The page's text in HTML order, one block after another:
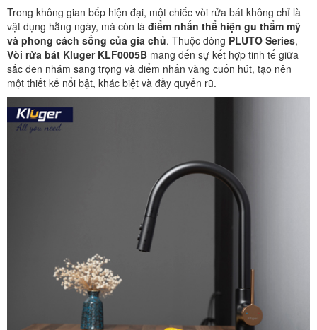
Trong không gian bếp hiện đại, một chiếc vòi rửa bát không chỉ là
vật dụng hằng ngày, mà còn là điểm nhấn thể hiện gu thẩm mỹ
và phong cách sống của gia chủ. Thuộc dòng PLUTO Series,
Vòi rửa bát Kluger KLF0005B mang đến sự kết hợp tinh tế giữa
sắc đen nhám sang trọng và điểm nhấn vàng cuốn hút, tạo nên
một thiết kế nổi bật, khác biệt và đầy quyến rũ.